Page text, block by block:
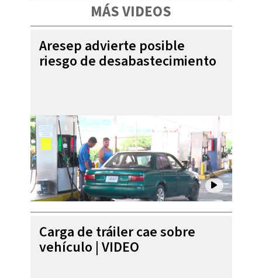
MÁS VIDEOS
Aresep advierte posible
riesgo de desabastecimiento
Carga de tráiler cae sobre
vehículo | VIDEO